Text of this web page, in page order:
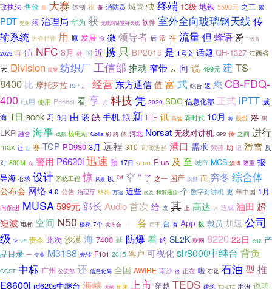
政执法 售价 集 大赛 体制 祝 兼 消防员 城管 快终端 13级 地铁 5580元 之三 累
PDT 变身 须 治理局 华为 获 无线对讲室外天线 软件 室外全向玻璃钢天线传
输系统 振奋精神 用 原 发展 掀 微 领导者 后 常 在 流量但 蜂语 爱 ” 设备
2025 再 伍 NFC 8月 处 国 近 携 只 BP2015 是 1号文 话题 QH-1327 江西省
天 Division 民警 纺织厂工信部 推动 窄带 云 向 说 499元 建 TS-
8400 比 摩托罗拉 ISP 。 经营 东方通信 值 富 式 综合 返 您 CB-FDQ-
400 电用 使用 P8668i 看享 要 科技凭 2020 SDC 信息化部 正式 iPTT 威
海 1日 BOOK 习 9月 由 谈 缺 手机 拟 新 LTE 讯 高速 新时代 10月 将 股份 落 黑
LKP 融合 海事 成都 核电站 GoTa 刷 的 体 河北 Norsat 无线对讲机 GPS 传 之间 进行
max 让 赴 赛 TCP PD980 3月 远程 310 高潮迭起 港口 需求 紫燕 助 记 滑雪 反
对 800M 众 警用 P6620i迅速 预 17日 28181 Plus 及 至 城市 MCS 淄博 隆重 报
导海 心求 设计 系统工程 惊 风景 以 ™ 窄 “ 了 之一 国产 汉胜 而 穷冬 综合体
公布会 网络 4.0 公告 治理厅 结构 万达 近些 能及 和源通信 个 数字对讲机 更 年中国 1月
向前进 MUSA599元部长 Audio首次 给 改 其 上 高达 冰 造成 油田 超
短波 电梯 空间 N50 楼梯 7个 发布会 各 用于 台 有 App 拨 裁员 加速 公司
级 它 均 责令 此次 沙漠 海 7400 延 防爆 着 约 SL2K 联网 8220 22日 会议 产
品目录 一 专业 M3188 先转 F101 2015 客户 可视化slr8000中继台 背负
CQST 中标 广州 公安部 还 信息化局 全国 AWIRE 南沙 很 正在 啦 石化 石油 型 推
E8600i rd620s中继台 海峡 大的 组建 上市 穿越 TEDS 建筑 TD-LTE 用语 说明